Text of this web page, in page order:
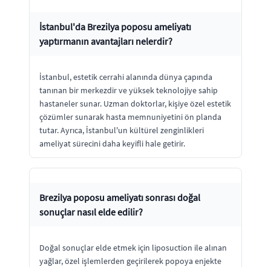
İstanbul'da Brezilya poposu ameliyatı
yaptırmanın avantajları nelerdir?
İstanbul, estetik cerrahi alanında dünya çapında
tanınan bir merkezdir ve yüksek teknolojiye sahip
hastaneler sunar. Uzman doktorlar, kişiye özel estetik
çözümler sunarak hasta memnuniyetini ön planda
tutar. Ayrıca, İstanbul'un kültürel zenginlikleri
ameliyat sürecini daha keyifli hale getirir.
Brezilya poposu ameliyatı sonrası doğal
sonuçlar nasıl elde edilir?
Doğal sonuçlar elde etmek için liposuction ile alınan
yağlar, özel işlemlerden geçirilerek popoya enjekte